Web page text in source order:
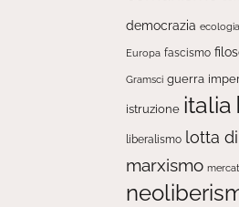
democrazia ecologia
Europa fascismo
Gramsci guerra
istruzione italia
liberalismo lotta
marxismo